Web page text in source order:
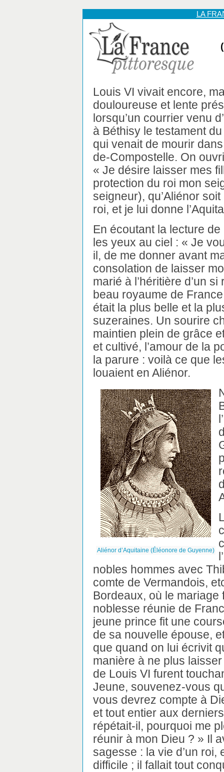
LA
Louis VI vivait encore,
douloureuse et lente
lorsqu’un courrier venu
à Béthisy le testament
qui venait de mourir
de-Compostelle. On
« Je désire laisser mes
protection du roi mon
seigneur), qu’Aliénor
roi, et je lui donne
En écoutant la lecture
les yeux au ciel : « Je
il, de me donner avant
consolation de laisser
marié à l’héritière d’un
beau royaume de
était la plus belle et la
suzeraines. Un sourire
maintien plein de grâce
et cultivé, l’amour de la
la parure : voilà ce que
louaient en Aliénor.
Aliénor d’Aquitaine (Éléonore de Guyenne)
nobles hommes avec
comte de Vermandois,
Bordeaux, où le
noblesse réunie de
jeune prince fit une
de sa nouvelle épouse,
que quand on lui écrivit
manière à ne plus
de Louis VI furent
Jeune, souvenez-vous
vous devrez compte à
et tout entier aux
répétait-il, pourquoi me
réunir à mon Dieu ? » Il
sagesse : la vie d’un
difficile ; il fallait tout